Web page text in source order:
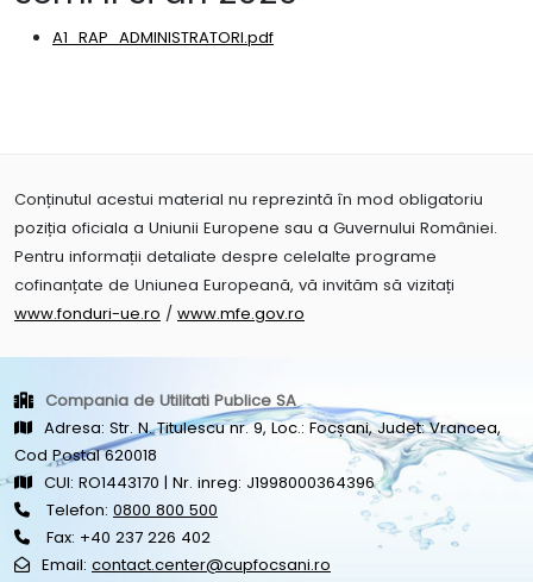
A1_RAP_ADMINISTRATORI.pdf
Conținutul acestui material nu reprezintă în mod obligatoriu
poziția oficiala a Uniunii Europene sau a Guvernului României.
Pentru informații detaliate despre celelalte programe
cofinanțate de Uniunea Europeană, vă invităm să vizitați
www.fonduri-ue.ro / www.mfe.gov.ro
Compania de Utilitati Publice SA
Adresa: Str. N. Titulescu nr. 9, Loc.: Focșani, Judet: Vrancea,
Cod Postal 620018
CUI: RO1443170 | Nr. inreg: J1998000364396
Telefon: 0800 800 500
Fax: +40 237 226 402
Email: contact.center@cupfocsani.ro